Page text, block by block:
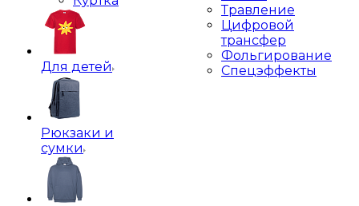
Для детей
Рюкзаки и
сумки
Травление
Цифровой
трансфер
Фольгирование
Спецэффекты